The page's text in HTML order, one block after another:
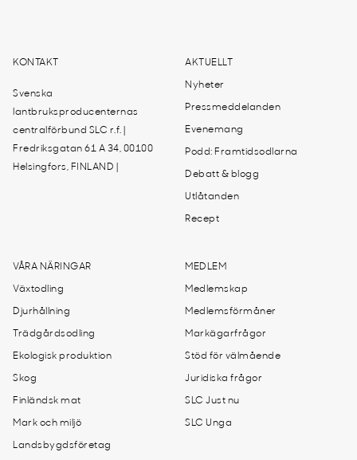
KONTAKT
Svenska
lantbruksproducenternas
centralförbund SLC r.f. |
Fredriksgatan 61 A 34, 00100
Helsingfors, FINLAND |
AKTUELLT
Nyheter
Pressmeddelanden
Evenemang
Podd: Framtidsodlarna
Debatt & blogg
Utlåtanden
Recept
VÅRA NÄRINGAR
Växtodling
Djurhållning
Trädgårdsodling
Ekologisk produktion
Skog
Finländsk mat
Mark och miljö
Landsbygdsföretag
MEDLEM
Medlemskap
Medlemsförmåner
Markägarfrågor
Stöd för välmående
Juridiska frågor
SLC Just nu
SLC Unga